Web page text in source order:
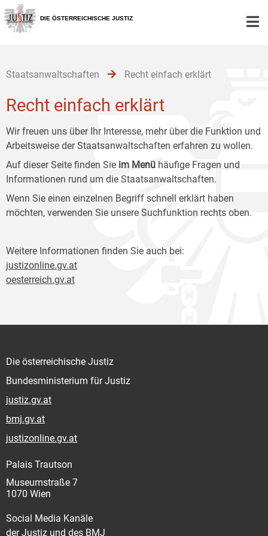
Zur
Hauptnavigation
[1]
Zum
Inhalt
[2]
Zum
Untermenü
[3]
DIE ÖSTERREICHISCHE JUSTIZ
Staatsanwaltschaften Recht einfach erklärt
Recht einfach erklärt
Wir freuen uns über Ihr Interesse, mehr über die Funktion und
Arbeitsweise der Staatsanwaltschaften erfahren zu wollen.
Auf dieser Seite finden Sie im Menü häufige Fragen und
Informationen rund um die Staatsanwaltschaften.
Wenn Sie einen einzelnen Begriff schnell erklärt haben
möchten, verwenden Sie unsere Suchfunktion rechts oben.
Weitere Informationen finden Sie auch bei:
justizonline.gv.at
oesterreich.gv.at
Die österreichische Justiz
Bundesministerium für Justiz
justiz.gv.at
bmj.gv.at
justizonline.gv.at
Palais Trautson
Museumstraße 7
1070 Wien
Social Media Kanäle
der Justiz und des BMJ